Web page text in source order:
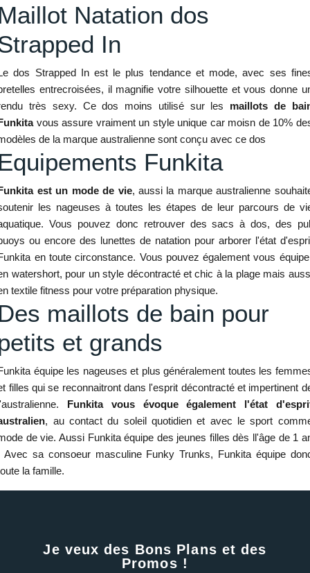
Natation dos
In
dos Strapped In est le plus tendance et mode, avec ses
entrecroisées, il magnifie votre silhouette et vous donne
très sexy. Ce dos moins utilisé sur les maillots de
vous assure vraiment un style unique car moisn de 10%
de la marque australienne sont conçu avec ce dos
Funkita
est un mode de vie, aussi la marque australienne
les nageuses à toutes les étapes de leur parcours de
Vous pouvez donc retrouver des sacs à dos, des
ou encore des lunettes de natation pour arborer l'état
en toute circonstance. Vous pouvez également vous
watershort, pour un style décontracté et chic à la plage mais
textile fitness pour votre préparation physique.
maillots de bain pour
et grands
équipe les nageuses et plus généralement toutes les
filles qui se reconnaitront dans l'esprit décontracté et impertinent
Funkita vous évoque également l'état
, au contact du soleil quotidien et avec le sport
de vie. Aussi Funkita équipe des jeunes filles dès ll'âge de 1
Avec sa consoeur masculine Funky Trunks, Funkita équipe
la famille.
Je veux des Bons Plans et des
Promos !